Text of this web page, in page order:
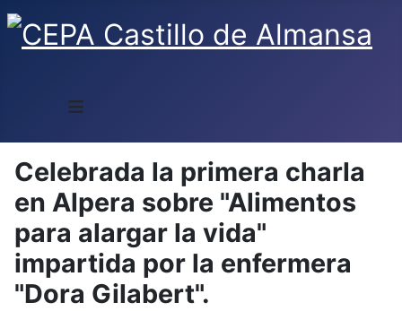
≡
Celebrada la primera charla
en Alpera sobre "Alimentos
para alargar la vida"
impartida por la enfermera
"Dora Gilabert".